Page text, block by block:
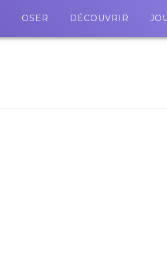
OSER DÉCOUVRIR